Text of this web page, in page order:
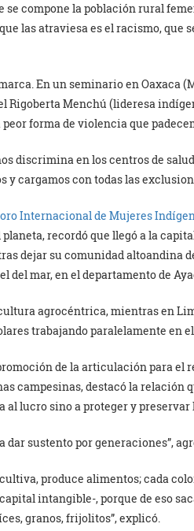
se compone la población rural
las atraviesa es el racismo, que
En un seminario en Oaxaca
Rigoberta Menchú (lideresa
forma de violencia que
discrimina en los centros de
y cargamos con todas las
Internacional de Mujeres
recordó que llegó a la
dejar su comunidad altoandina
del mar, en el departamento de
agrocéntrica, mientras en
trabajando paralelamente en
de la articulación para el
campesinas, destacó la relación
lucro sino a proteger y preservar
dar sustento por generaciones”,
produce alimentos; cada
intangible-, porque de eso
granos, frijolitos”, explicó.